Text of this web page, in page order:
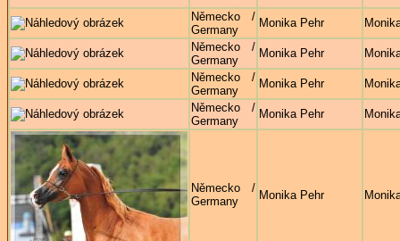
Německo /
Germany
Monika Pehr
Německo /
Germany
Monika Pehr
Německo /
Germany
Monika Pehr
Německo /
Germany
Monika Pehr
Německo /
Germany
Monika Pehr